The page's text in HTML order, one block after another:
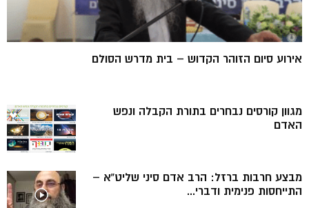
אירוע סיום הזוהר הקדוש – בית מדרש הסולם
מגוון קורסים נבחרים בתורת הקבלה ונפש
האדם
מבצע חרבות ברזל: הרב אדם סיני שליט”א –
התייחסות פנימית ודברי...